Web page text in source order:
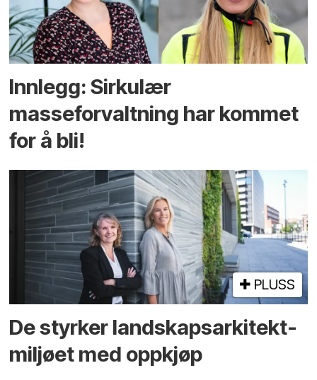
Innlegg: Sirkulær
masseforvaltning har kommet
for å bli!
PLUSS
De styrker landskaps­arkitekt­
miljøet med oppkjøp